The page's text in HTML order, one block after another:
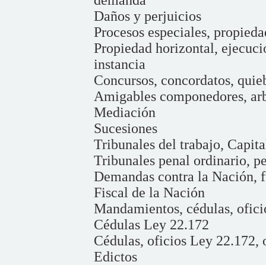
Daños y perjuicios
Procesos especiales,
Propiedad horizontal,
instancia
Concursos, concordatos,
Amigables componedores,
Mediación
Sucesiones
Tribunales del trabajo,
Tribunales penal ordinario,
Demandas contra la
Fiscal de la Nación
Mandamientos, cédulas,
Cédulas Ley 22.172
Cédulas, oficios Ley 22.172,
Edictos